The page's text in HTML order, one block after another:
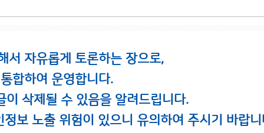
서 자유롭게 토론하는 장으로,
합하여 운영합니다.
삭제될 수 있음을 알려드립니다.
보 노출 위험이 있으니 유의하여 주시기 바랍니